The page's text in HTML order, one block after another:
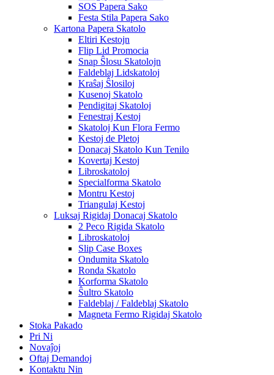
SOS Papera Sako
Festa Stila Papera Sako
Kartona Papera Skatolo
Eltiri Kestojn
Flip Lid Promocia
Snap Ŝlosu Skatolojn
Faldeblaj Lidskatoloj
Kraŝaj Ŝlosiloj
Kusenoj Skatolo
Pendigitaj Skatoloj
Fenestraj Kestoj
Skatoloj Kun Flora Fermo
Kestoj de Pletoj
Donacaj Skatolo Kun Tenilo
Kovertaj Kestoj
Libroskatoloj
Specialforma Skatolo
Montru Kestoj
Triangulaj Kestoj
Luksaj Rigidaj Donacaj Skatolo
2 Peco Rigida Skatolo
Libroskatoloj
Slip Case Boxes
Ondumita Skatolo
Ronda Skatolo
Korforma Skatolo
Ŝultro Skatolo
Faldeblaj / Faldeblaj Skatolo
Magneta Fermo Rigidaj Skatolo
Stoka Pakado
Pri Ni
Novaĵoj
Oftaj Demandoj
Kontaktu Nin